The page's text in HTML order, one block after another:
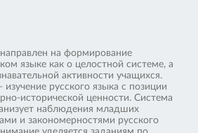
на формирование
языке как о целостной системе, а
активности учащихся.
русского языка с позиции
исторической ценности. Система
наблюдения младших
и закономерностями русского